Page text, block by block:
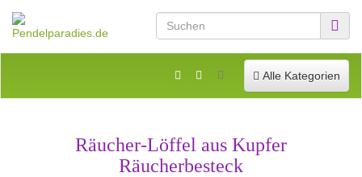
Toggle navigation
Alle Kategorien
Räucher-Löffel aus Kupfer
Räucherbesteck